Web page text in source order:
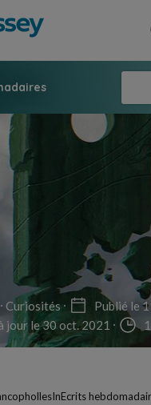
Curiosités
Publié le
jour le 30 oct. 2021
InEcrits